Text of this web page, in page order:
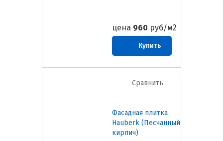
цена 960 руб/м2
Купить
Сравнить
Фасадная плитка
Hauberk (Песчанный
кирпич)